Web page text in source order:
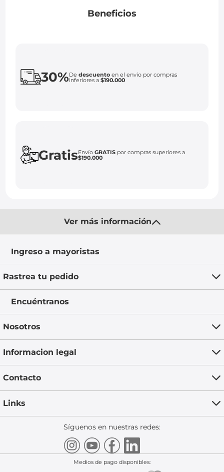
Beneficios
30%Dedescuento en el envío por compras
inferiores a$190.000
GratisEnvíoGRATIS por compras superiores a
$190.000
Ver más información
Ingreso a mayoristas
Rastrea tu pedido
Encuéntranos
Nosotros
Informacion legal
Contacto
Links
Síguenos en nuestras redes:
Medios de pago disponibles: